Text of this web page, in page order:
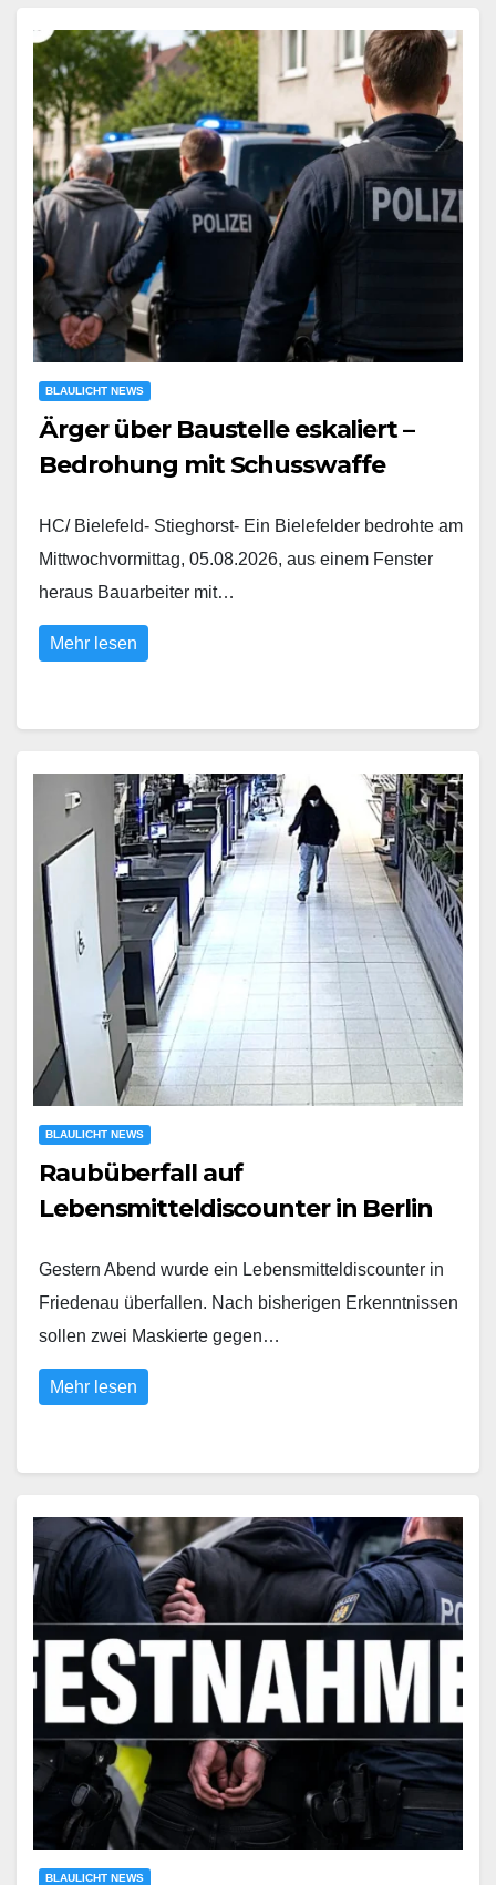
BLAULICHT NEWS
Ärger über Baustelle eskaliert –
Bedrohung mit Schusswaffe
HC/ Bielefeld- Stieghorst- Ein Bielefelder bedrohte am
Mittwochvormittag, 05.08.2026, aus einem Fenster
heraus Bauarbeiter mit…
Mehr lesen
BLAULICHT NEWS
Raubüberfall auf
Lebensmitteldiscounter in Berlin
Gestern Abend wurde ein Lebensmitteldiscounter in
Friedenau überfallen. Nach bisherigen Erkenntnissen
sollen zwei Maskierte gegen…
Mehr lesen
BLAULICHT NEWS